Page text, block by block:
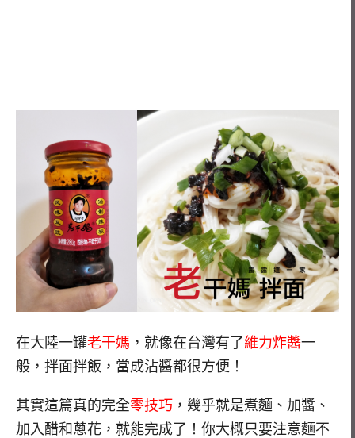
在大陸一罐老干媽 ，就像在台灣有了維力炸醬一
般，拌面拌飯，當成沾醬都很方便！
其實這篇真的完全零技巧 ，幾乎就是煮麵、加醬、
加入醋和蔥花，就能完成了！你大概只要注意麵不